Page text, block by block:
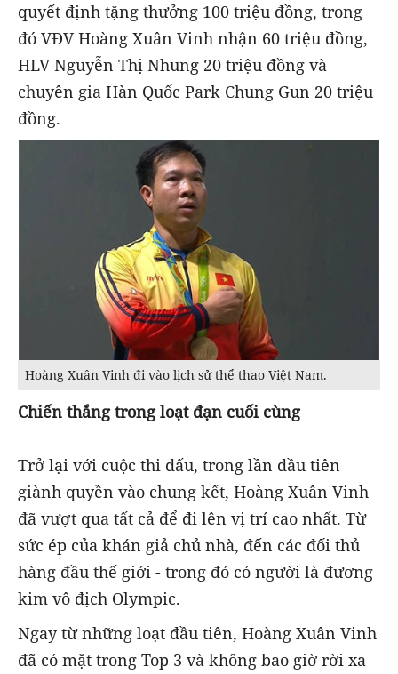
quyết định tặng thưởng 100 triệu đồng, trong
đó VĐV Hoàng Xuân Vinh nhận 60 triệu đồng,
HLV Nguyễn Thị Nhung 20 triệu đồng và
chuyên gia Hàn Quốc Park Chung Gun 20 triệu
đồng.
Hoàng Xuân Vinh đi vào lịch sử thể thao Việt Nam.
Chiến thắng trong loạt đạn cuối cùng
Trở lại với cuộc thi đấu, trong lần đầu tiên
giành quyền vào chung kết, Hoàng Xuân Vinh
đã vượt qua tất cả để đi lên vị trí cao nhất. Từ
sức ép của khán giả chủ nhà, đến các đối thủ
hàng đầu thế giới - trong đó có người là đương
kim vô địch Olympic.
Ngay từ những loạt đầu tiên, Hoàng Xuân Vinh
đã có mặt trong Top 3 và không bao giờ rời xa